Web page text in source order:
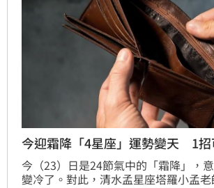
今迎霜降「4星座」運勢變天 1招
今（23）日是24節氣中的「霜降」，
變冷了。對此，清水孟星座塔羅小孟